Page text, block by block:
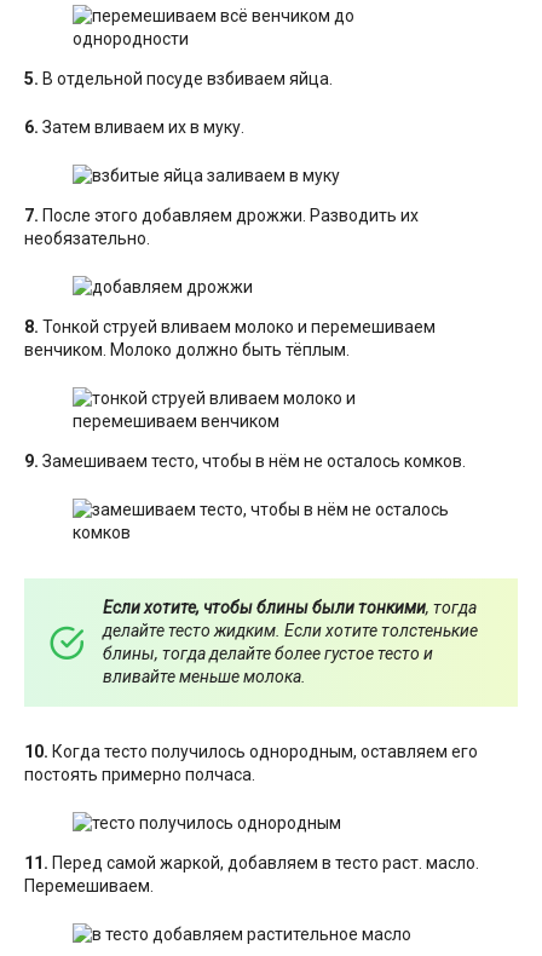
5. В отдельной посуде взбиваем яйца.
6. Затем вливаем их в муку.
7. После этого добавляем дрожжи. Разводить их
необязательно.
8. Тонкой струей вливаем молоко и перемешиваем
венчиком. Молоко должно быть тёплым.
9. Замешиваем тесто, чтобы в нём не осталось комков.
Если хотите, чтобы блины были тонкими, тогда
делайте тесто жидким. Если хотите толстенькие
блины, тогда делайте более густое тесто и
вливайте меньше молока.
10. Когда тесто получилось однородным, оставляем его
постоять примерно полчаса.
11. Перед самой жаркой, добавляем в тесто раст. масло.
Перемешиваем.